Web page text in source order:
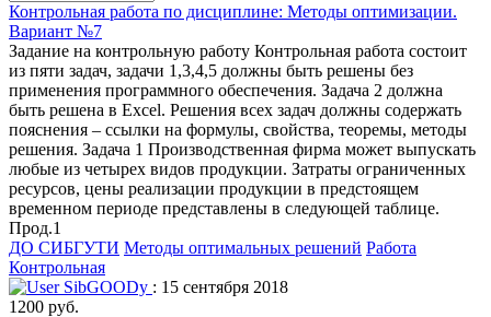
Контрольная работа по дисциплине: Методы оптимизации.
Вариант №7
Задание на контрольную работу Контрольная работа состоит
из пяти задач, задачи 1,3,4,5 должны быть решены без
применения программного обеспечения. Задача 2 должна
быть решена в Excel. Решения всех задач должны содержать
пояснения – ссылки на формулы, свойства, теоремы, методы
решения. Задача 1 Производственная фирма может выпускать
любые из четырех видов продукции. Затраты ограниченных
ресурсов, цены реализации продукции в предстоящем
временном периоде представлены в следующей таблице.
Прод.1
ДО СИБГУТИ Методы оптимальных решений Работа
Контрольная
SibGOODy : 15 сентября 2018
1200 руб.